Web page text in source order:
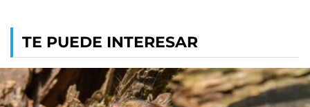
TE PUEDE INTERESAR